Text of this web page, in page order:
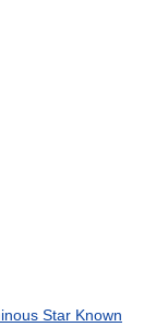
Star Known